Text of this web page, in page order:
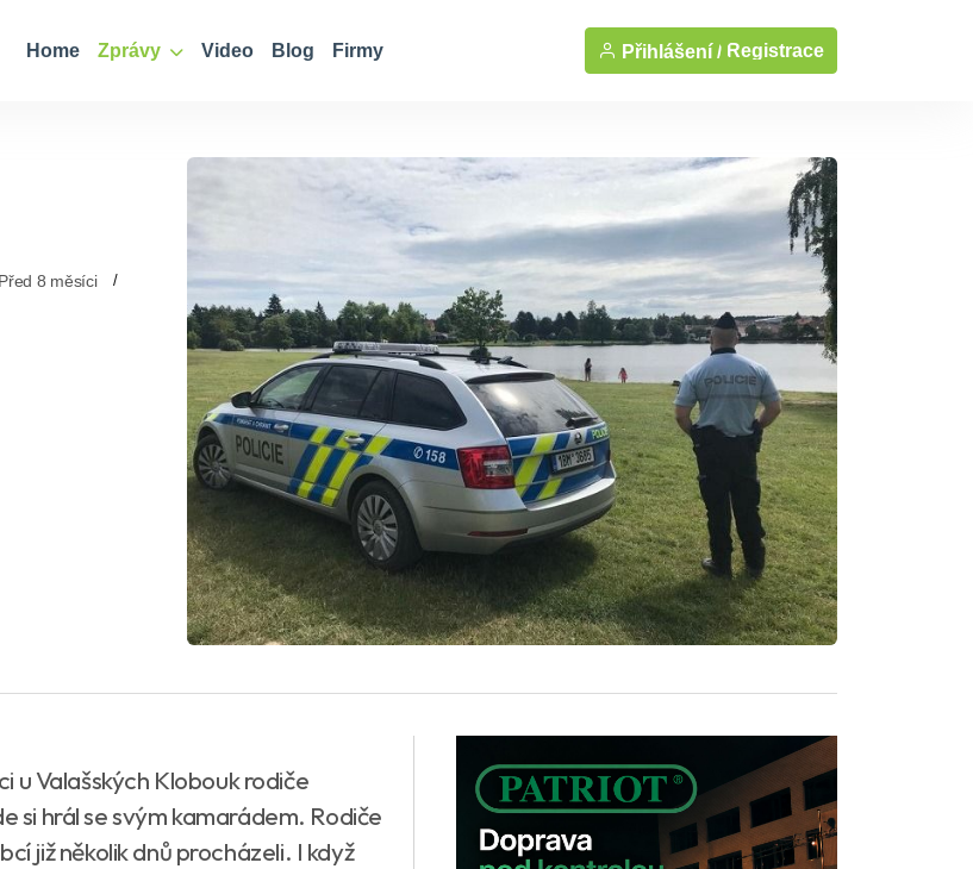
Home Zprávy Video Blog Firmy Přihlášení / Registrace
Před 8 měsíci
u Valašských Klobouk rodiče
si hrál se svým kamarádem. Rodiče
již několik dnů procházeli. I když